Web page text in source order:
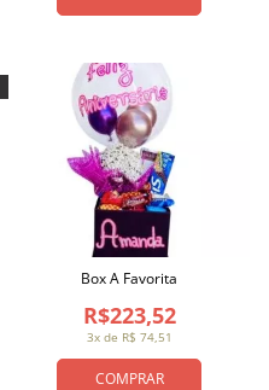
COMPRAR
3x de R$ 74,51
R$223,52
Box A Favorita